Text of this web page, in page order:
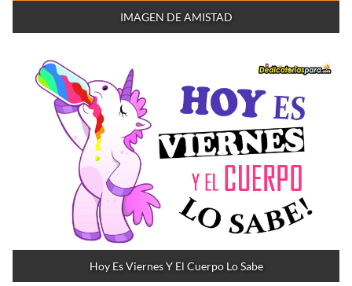
IMAGEN DE AMISTAD
Hoy Es Viernes Y El Cuerpo Lo Sabe